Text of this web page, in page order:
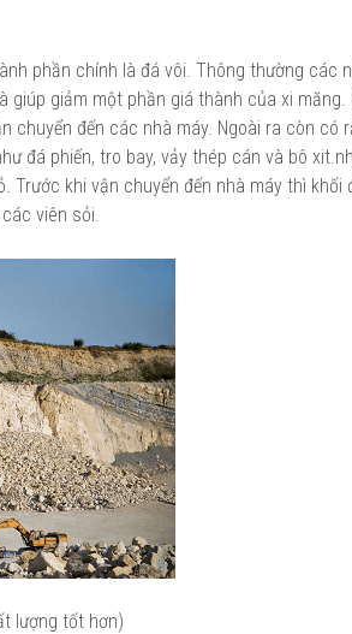
phần chính là đá vôi. Thông thường các
giảm một phần giá thành của xi măng.
đến các nhà máy. Ngoài ra còn có
đá phiến, tro bay, vảy thép cán và bô
Trước khi vận chuyển đến nhà máy thì khối
viên sỏi.
lượng tốt hơn)